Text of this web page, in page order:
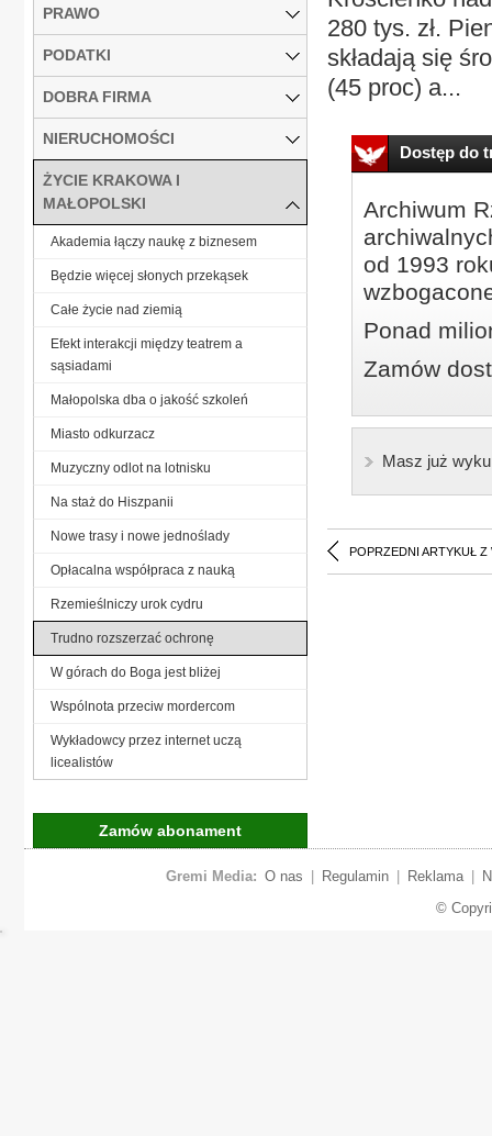
280 tys. zł.
składają się
(45 proc) a...
Dostęp do
Archiwum
od 1993
Ponad
Zamów
Masz już
POPRZEDNI ARTYKUŁ Z
PRAWO
PODATKI
DOBRA FIRMA
NIERUCHOMOŚCI
ŻYCIE KRAKOWA I
MAŁOPOLSKI
Akademia łączy naukę z biznesem
Będzie więcej słonych przekąsek
Całe życie nad ziemią
Efekt interakcji między teatrem a
sąsiadami
Małopolska dba o jakość szkoleń
Miasto odkurzacz
Muzyczny odlot na lotnisku
Na staż do Hiszpanii
Nowe trasy i nowe jednoślady
Opłacalna współpraca z nauką
Rzemieślniczy urok cydru
Trudno rozszerzać ochronę
W górach do Boga jest bliżej
Wspólnota przeciw mordercom
Wykładowcy przez internet uczą
licealistów
Zamów abonament
Gremi Media: O nas Regulamin Reklama
©